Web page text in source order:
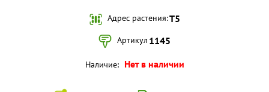
Адрес растения:Т5
Артикул 1145
Наличие: Нет в наличии